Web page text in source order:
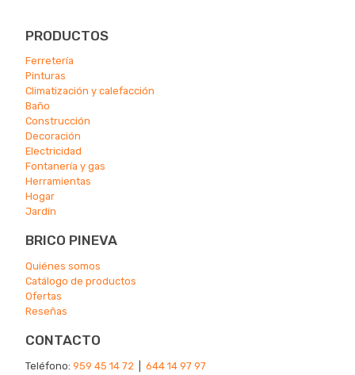
PRODUCTOS
Ferretería
Pinturas
Climatización y calefacción
Baño
Construcción
Decoración
Electricidad
Fontanería y gas
Herramientas
Hogar
Jardín
BRICO PINEVA
Quiénes somos
Catálogo de productos
Ofertas
Reseñas
CONTACTO
Teléfono: 959 45 14 72
644 14 97 97